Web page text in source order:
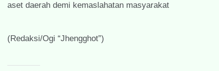
aset daerah demi kemaslahatan masyarakat
(Redaksi/Ogi “Jhengghot”)